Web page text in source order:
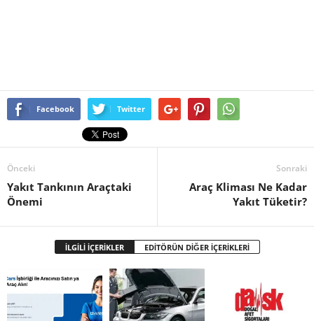
Facebook Twitter
Önceki
Yakıt Tankının Araçtaki
Önemi
Sonraki
Araç Kliması Ne Kadar
Yakıt Tüketir?
İLGİLİ İÇERİKLER EDİTÖRÜN DİĞER İÇERİKLERİ